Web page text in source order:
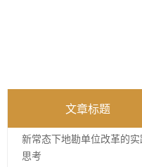
+
文章标题
新常态下地勘单位改革的实
思考